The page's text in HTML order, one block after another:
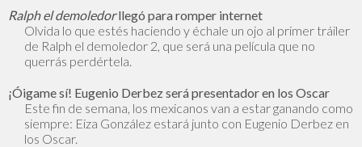
Ralph el demoledorllegó para romper internet
Olvida lo que estés haciendo y échale un ojo al primer tráiler
de Ralph el demoledor 2, que será una película que no
querrás perdértela.
¡Óigame sí! Eugenio Derbez será presentador en los Oscar
Este fin de semana, los mexicanos van a estar ganando como
siempre: Eiza González estará junto con Eugenio Derbez en
los Oscar.